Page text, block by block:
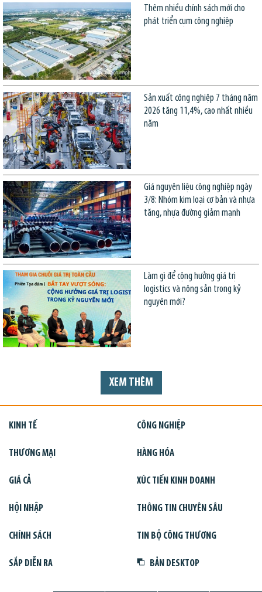
Thêm nhiều chính sách mới cho
phát triển cụm công nghiệp
Sản xuất công nghiệp 7 tháng năm
2026 tăng 11,4%, cao nhất nhiều
năm
Giá nguyên liệu công nghiệp ngày
3/8: Nhóm kim loại cơ bản và nhựa
tăng, nhựa đường giảm mạnh
Làm gì để cộng hưởng giá trị
logistics và nông sản trong kỷ
nguyên mới?
XEM THÊM
KINH TẾ CÔNG NGHIỆP
THƯƠNG MẠI HÀNG HÓA
GIÁ CẢ XÚC TIẾN KINH DOANH
HỘI NHẬP THÔNG TIN CHUYÊN SÂU
CHÍNH SÁCH TIN BỘ CÔNG THƯƠNG
SẮP DIỄN RA BẢN DESKTOP